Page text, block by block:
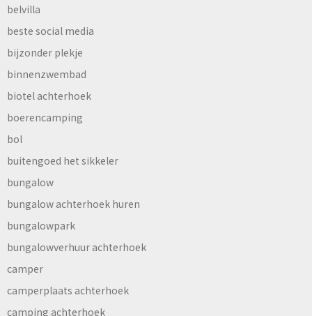
belvilla
beste social media
bijzonder plekje
binnenzwembad
biotel achterhoek
boerencamping
bol
buitengoed het sikkeler
bungalow
bungalow achterhoek huren
bungalowpark
bungalowverhuur achterhoek
camper
camperplaats achterhoek
camping achterhoek